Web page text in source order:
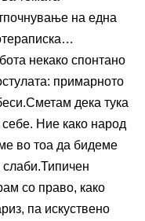
на една
некако спонтано
примарното
дека тука
Ние како народ
во тоа да бидеме
слаби.Типичен
со право, како
па искуствено